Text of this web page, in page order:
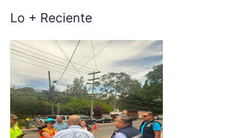
Lo + Reciente